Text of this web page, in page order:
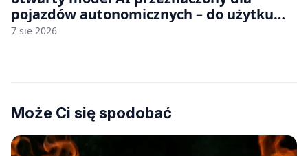
pojazdów autonomicznych – do użytku
komercyjnego
7 sie 2026
Może Ci się spodobać